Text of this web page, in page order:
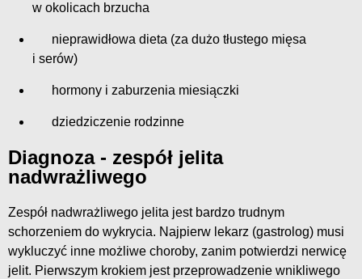
w okolicach brzucha
nieprawidłowa dieta (za dużo tłustego mięsa
i serów)
hormony i zaburzenia miesiączki
dziedziczenie rodzinne
Diagnoza - zespół jelita
nadwrażliwego
Zespół nadwrażliwego jelita jest bardzo trudnym
schorzeniem do wykrycia. Najpierw lekarz (gastrolog) musi
wykluczyć inne możliwe choroby, zanim potwierdzi nerwicę
jelit. Pierwszym krokiem jest przeprowadzenie wnikliwego